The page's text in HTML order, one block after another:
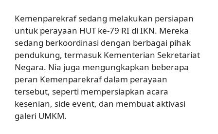
Kemenparekraf sedang melakukan persiapan
untuk perayaan HUT ke-79 RI di IKN. Mereka
sedang berkoordinasi dengan berbagai pihak
pendukung, termasuk Kementerian Sekretariat
Negara. Nia juga mengungkapkan beberapa
peran Kemenparekraf dalam perayaan
tersebut, seperti mempersiapkan acara
kesenian, side event, dan membuat aktivasi
galeri UMKM.